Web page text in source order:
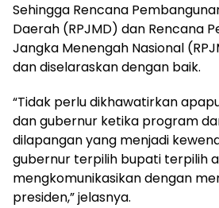
Sehingga Rencana
Daerah (RPJMD) dan Rencana
Jangka Menengah Nasional
dan diselaraskan dengan baik.
“Tidak perlu dikhawatirkan
dan gubernur ketika program
dilapangan yang menjadi
gubernur terpilih bupati terpilih
mengkomunikasikan dengan
presiden,” jelasnya.